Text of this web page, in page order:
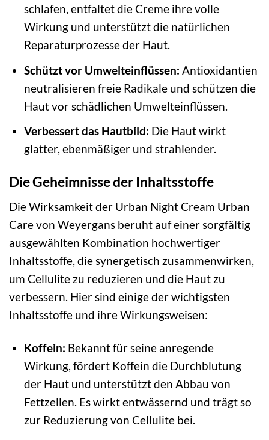
schlafen, entfaltet die Creme ihre volle
Wirkung und unterstützt die natürlichen
Reparaturprozesse der Haut.
Schützt vor Umwelteinflüssen: Antioxidantien
neutralisieren freie Radikale und schützen die
Haut vor schädlichen Umwelteinflüssen.
Verbessert das Hautbild: Die Haut wirkt
glatter, ebenmäßiger und strahlender.
Die Geheimnisse der Inhaltsstoffe
Die Wirksamkeit der Urban Night Cream Urban
Care von Weyergans beruht auf einer sorgfältig
ausgewählten Kombination hochwertiger
Inhaltsstoffe, die synergetisch zusammenwirken,
um Cellulite zu reduzieren und die Haut zu
verbessern. Hier sind einige der wichtigsten
Inhaltsstoffe und ihre Wirkungsweisen:
Koffein: Bekannt für seine anregende
Wirkung, fördert Koffein die Durchblutung
der Haut und unterstützt den Abbau von
Fettzellen. Es wirkt entwässernd und trägt so
zur Reduzierung von Cellulite bei.